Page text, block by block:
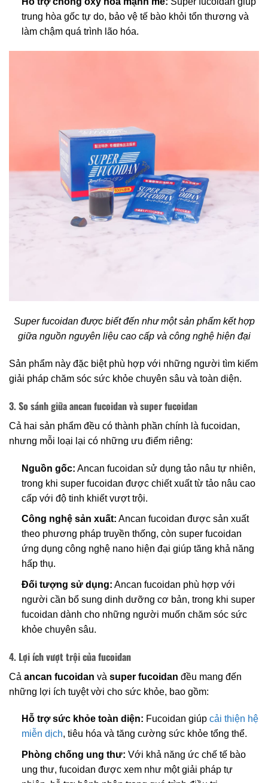
trung hòa gốc tự do, bảo vệ tế bào khỏi tổn thương và
làm chậm quá trình lão hóa.
Super fucoidan được biết đến như một sản phẩm kết hợp
giữa nguồn nguyên liệu cao cấp và công nghệ hiện đại
Sản phẩm này đặc biệt phù hợp với những người tìm kiếm
giải pháp chăm sóc sức khỏe chuyên sâu và toàn diện.
3. So sánh giữa ancan fucoidan và super fucoidan
Cả hai sản phẩm đều có thành phần chính là fucoidan,
nhưng mỗi loại lại có những ưu điểm riêng:
Nguồn gốc: Ancan fucoidan sử dụng tảo nâu tự nhiên,
trong khi super fucoidan được chiết xuất từ tảo nâu cao
cấp với độ tinh khiết vượt trội.
Công nghệ sản xuất: Ancan fucoidan được sản xuất
theo phương pháp truyền thống, còn super fucoidan
ứng dụng công nghệ nano hiện đại giúp tăng khả năng
hấp thụ.
Đối tượng sử dụng: Ancan fucoidan phù hợp với
người cần bổ sung dinh dưỡng cơ bản, trong khi super
fucoidan dành cho những người muốn chăm sóc sức
khỏe chuyên sâu.
4. Lợi ích vượt trội của fucoidan
Cả ancan fucoidan và super fucoidan đều mang đến
những lợi ích tuyệt vời cho sức khỏe, bao gồm:
Hỗ trợ sức khỏe toàn diện: Fucoidan giúp cải thiện hệ
miễn dịch, tiêu hóa và tăng cường sức khỏe tổng thể.
Phòng chống ung thư: Với khả năng ức chế tế bào
ung thư, fucoidan được xem như một giải pháp tự